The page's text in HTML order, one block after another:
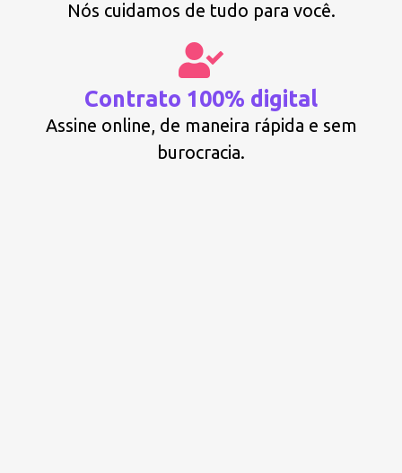
Nós cuidamos de tudo para você.
Contrato 100% digital
Assine online, de maneira rápida e sem
burocracia.